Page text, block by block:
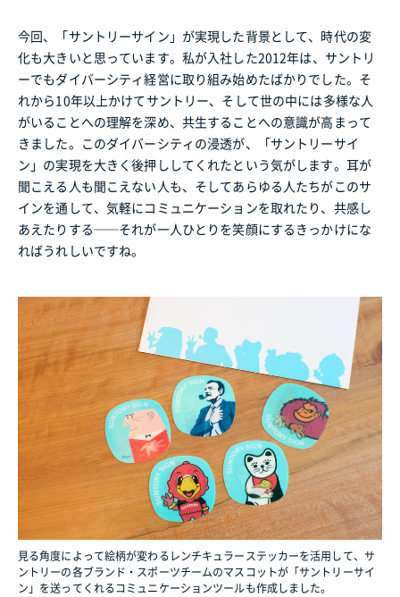
今回、「サントリーサイン」が実現した背景として、時代の変
化も大きいと思っています。私が入社した2012年は、サントリ
ーでもダイバーシティ経営に取り組み始めたばかりでした。そ
れから10年以上かけてサントリー、そして世の中には多様な人
がいることへの理解を深め、共生することへの意識が高まって
きました。このダイバーシティの浸透が、「サントリーサイ
ン」の実現を大きく後押ししてくれたという気がします。耳が
聞こえる人も聞こえない人も、そしてあらゆる人たちがこのサ
インを通して、気軽にコミュニケーションを取れたり、共感し
あえたりする──それが一人ひとりを笑顔にするきっかけにな
ればうれしいですね。
見る角度によって絵柄が変わるレンチキュラーステッカーを活用して、サ
ントリーの各ブランド・スポーツチームのマスコットが「サントリーサイ
ン」を送ってくれるコミュニケーションツールも作成しました。